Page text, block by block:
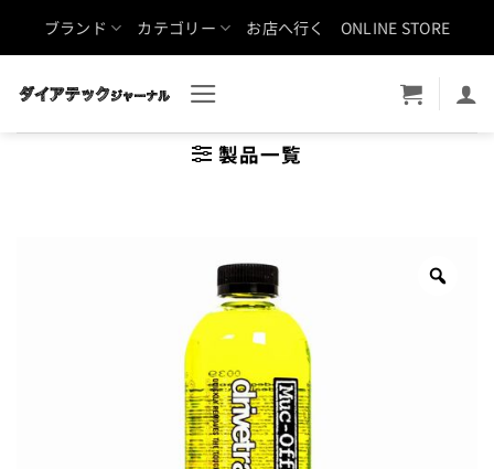
ブランド カテゴリー お店へ行く ONLINE STORE
製品一覧